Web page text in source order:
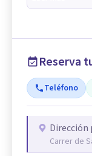
Reserva
Teléfono
Carrer de